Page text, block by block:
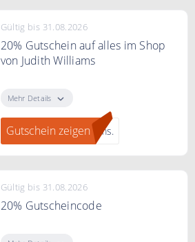
Gültig bis 31.08.2026
20% Gutschein auf alles im Shop
von Judith Williams
JUDITH WILLIAMS zum Newsletter
anmelden und ein 20% Gutschein
erhalten.
Mehr Details
Gutschein zeigen ams.
Gültig bis 31.08.2026
20% Gutscheincode